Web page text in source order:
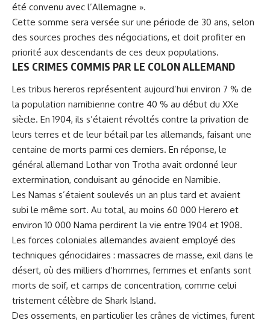
été convenu avec l’Allemagne ».
Cette somme sera versée sur une période de 30 ans, selon
des sources proches des négociations, et doit profiter en
priorité aux descendants de ces deux populations.
LES CRIMES COMMIS PAR LE COLON ALLEMAND
Les tribus hereros représentent aujourd’hui environ 7 % de
la population namibienne contre 40 % au début du XXe
siècle. En 1904, ils s’étaient révoltés contre la privation de
leurs terres et de leur bétail par les allemands, faisant une
centaine de morts parmi ces derniers. En réponse, le
général allemand Lothar von Trotha avait ordonné leur
extermination, conduisant au génocide en Namibie.
Les Namas s’étaient soulevés un an plus tard et avaient
subi le même sort. Au total, au moins 60 000 Herero et
environ 10 000 Nama perdirent la vie entre 1904 et 1908.
Les forces coloniales allemandes avaient employé des
techniques génocidaires : massacres de masse, exil dans le
désert, où des milliers d’hommes, femmes et enfants sont
morts de soif, et camps de concentration, comme celui
tristement célèbre de Shark Island.
Des ossements, en particulier les crânes de victimes, furent